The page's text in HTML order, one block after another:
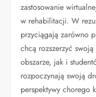
zastosowanie
w rehabilitacji. W
przyciągają zarówno
chcą rozszerzyć
obszarze, jak i
rozpoczynają swoją
perspektywy chorego